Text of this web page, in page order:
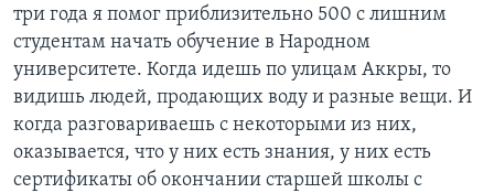
три года я помог приблизительно 500 с лишним
студентам начать обучение в Народном
университете. Когда идешь по улицам Аккры, то
видишь людей, продающих воду и разные вещи. И
когда разговариваешь с некоторыми из них,
оказывается, что у них есть знания, у них есть
сертификаты об окончании старшей школы с